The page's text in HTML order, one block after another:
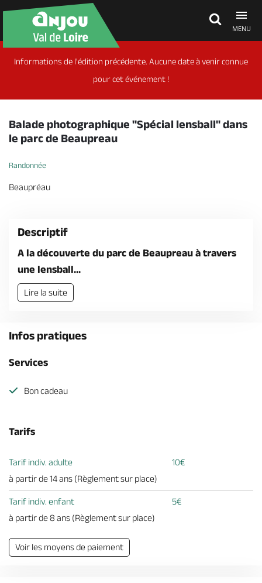
MENU
Découvrir
Dormir, manger
Séjours, cadeaux
Billetterie en ligne
Informations de l'édition précédente. Aucune date à venir connue
pour cet événement !
Balade photographique "Spécial lensball" dans
le parc de Beaupreau
Randonnée
Beaupréau
Descriptif
A la découverte du parc de Beaupreau à travers
une lensball...
Lire la suite
Infos pratiques
Services
Bon cadeau
Tarifs
Tarif indiv. adulte
10€
à partir de 14 ans (Règlement sur place)
Tarif indiv. enfant
5€
à partir de 8 ans (Règlement sur place)
Voir les moyens de paiement